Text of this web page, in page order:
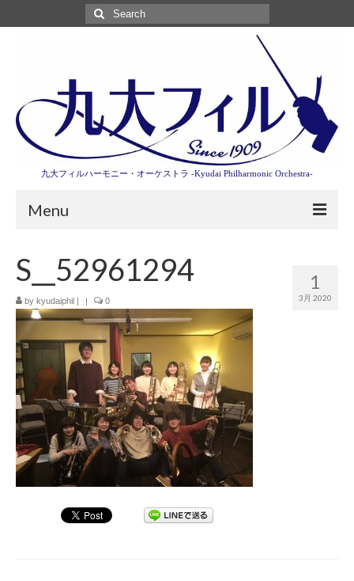
Search
for:
九大フィルハーモニー・オーケストラ -Kyudai Philharmonic Orchestra-
Menu
演奏会情報
卒業記念演奏会2027
九大フィルとは
九大フィルの歴史
ご寄付のお願い
演奏会の歴史
出張演奏
九大フィル特集ページ
1
3月 2020
S__52961294
by kyudaiphil 0